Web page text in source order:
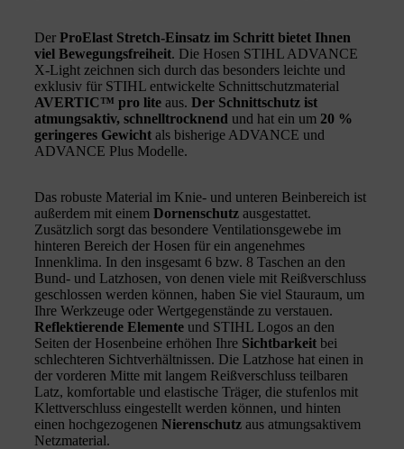
Der ProElast Stretch-Einsatz im Schritt bietet Ihnen
viel Bewegungsfreiheit. Die Hosen STIHL ADVANCE
X-Light zeichnen sich durch das besonders leichte und
exklusiv für STIHL entwickelte Schnittschutzmaterial
AVERTIC™ pro lite aus. Der Schnittschutz ist
atmungsaktiv, schnelltrocknend und hat ein um 20 %
geringeres Gewicht als bisherige ADVANCE und
ADVANCE Plus Modelle.
Das robuste Material im Knie- und unteren Beinbereich ist
außerdem mit einem Dornenschutz ausgestattet.
Zusätzlich sorgt das besondere Ventilationsgewebe im
hinteren Bereich der Hosen für ein angenehmes
Innenklima. In den insgesamt 6 bzw. 8 Taschen an den
Bund- und Latzhosen, von denen viele mit Reißverschluss
geschlossen werden können, haben Sie viel Stauraum, um
Ihre Werkzeuge oder Wertgegenstände zu verstauen.
Reflektierende Elemente und STIHL Logos an den
Seiten der Hosenbeine erhöhen Ihre Sichtbarkeit bei
schlechteren Sichtverhältnissen. Die Latzhose hat einen in
der vorderen Mitte mit langem Reißverschluss teilbaren
Latz, komfortable und elastische Träger, die stufenlos mit
Klettverschluss eingestellt werden können, und hinten
einen hochgezogenen Nierenschutz aus atmungsaktivem
Netzmaterial.